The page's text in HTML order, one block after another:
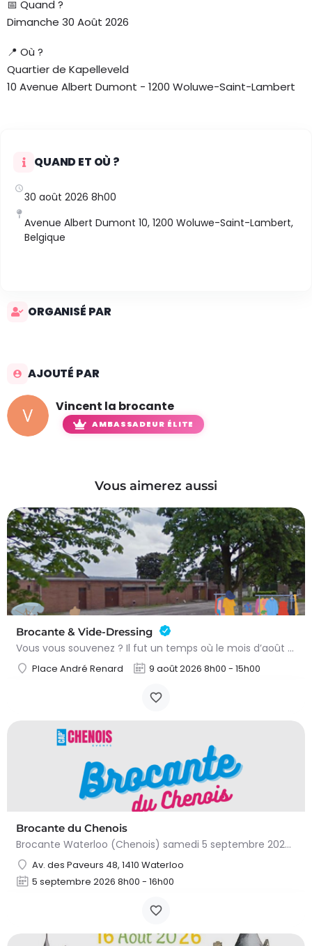
📅 Quand ?
Dimanche 30 Août 2026
📍 Où ?
Quartier de Kapelleveld
10 Avenue Albert Dumont - 1200 Woluwe-Saint-Lambert
QUAND ET OÙ ?
30 août 2026 8h00
Avenue Albert Dumont 10, 1200 Woluwe-Saint-Lambert,
Belgique
ORGANISÉ PAR
AJOUTÉ PAR
Vincent la brocante
AMBASSADEUR ÉLITE
Vous aimerez aussi
Brocante & Vide-Dressing
Vous vous souvenez ? Il fut un temps où le mois d’août au Viamont rimait avec festivités, convivialité et…
Place André Renard 9 août 2026 8h00 - 15h00
Brocante du Chenois
Brocante Waterloo (Chenois) samedi 5 septembre 2026 (8 à 16h) L’asbl Cap’Chenois vous propose de vendre et…
Av. des Paveurs 48, 1410 Waterloo
5 septembre 2026 8h00 - 16h00